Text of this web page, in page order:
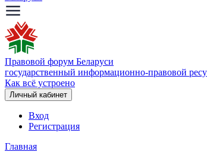
Правовой форум Беларуси
государственный информационно-правовой
Как всё устроено
Личный кабинет
Вход
Регистрация
Главная